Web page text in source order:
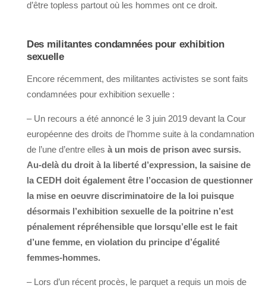
d’être topless partout où les hommes ont ce droit.
Des militantes condamnées pour exhibition
sexuelle
Encore récemment, des militantes activistes se sont faits
condamnées pour exhibition sexuelle :
– Un recours a été annoncé le 3 juin 2019 devant la Cour
européenne des droits de l’homme suite à la condamnation
de l’une d’entre elles à un mois de prison avec sursis.
Au-delà du droit à la liberté d’expression, la saisine de
la CEDH doit également être l’occasion de questionner
la mise en oeuvre discriminatoire de la loi puisque
désormais l’exhibition sexuelle de la poitrine n’est
pénalement répréhensible que lorsqu’elle est le fait
d’une femme, en violation du principe d’égalité
femmes-hommes.
– Lors d’un récent procès, le parquet a requis un mois de